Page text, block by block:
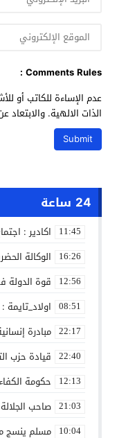
Comments Rules :
عدم الإساءة للكاتب أو
الذات الالهية.
24 ساعة
11:45 اكادير :
16:26 الوكالة
12:56 قوة
08:51
22:17 مبادرة
22:40 قيادة حزب
12:13 حكومة
21:03 صاحب
10:04 مسلم ينسج